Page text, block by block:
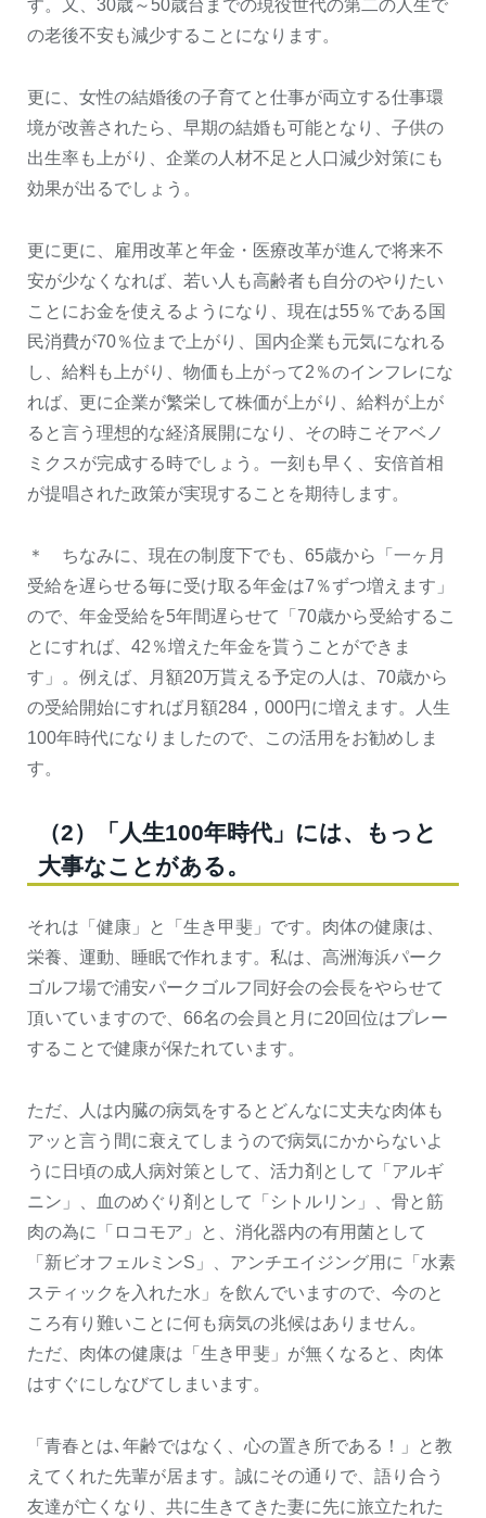
す。又、30歳～50歳台までの現役世代の第二の人生で
の老後不安も減少することになります。
更に、女性の結婚後の子育てと仕事が両立する仕事環
境が改善されたら、早期の結婚も可能となり、子供の
出生率も上がり、企業の人材不足と人口減少対策にも
効果が出るでしょう。
更に更に、雇用改革と年金・医療改革が進んで将来不
安が少なくなれば、若い人も高齢者も自分のやりたい
ことにお金を使えるようになり、現在は55％である国
民消費が70％位まで上がり、国内企業も元気になれる
し、給料も上がり、物価も上がって2％のインフレにな
れば、更に企業が繁栄して株価が上がり、給料が上が
ると言う理想的な経済展開になり、その時こそアベノ
ミクスが完成する時でしょう。一刻も早く、安倍首相
が提唱された政策が実現することを期待します。
＊ ちなみに、現在の制度下でも、65歳から「一ヶ月
受給を遅らせる毎に受け取る年金は7％ずつ増えます」
ので、年金受給を5年間遅らせて「70歳から受給するこ
とにすれば、42％増えた年金を貰うことができま
す」。例えば、月額20万貰える予定の人は、70歳から
の受給開始にすれば月額284，000円に増えます。人生
100年時代になりましたので、この活用をお勧めしま
す。
（2）「人生100年時代」には、もっと
大事なことがある。
それは「健康」と「生き甲斐」です。肉体の健康は、
栄養、運動、睡眠で作れます。私は、高洲海浜パーク
ゴルフ場で浦安パークゴルフ同好会の会長をやらせて
頂いていますので、66名の会員と月に20回位はプレー
することで健康が保たれています。
ただ、人は内臓の病気をするとどんなに丈夫な肉体も
アッと言う間に衰えてしまうので病気にかからないよ
うに日頃の成人病対策として、活力剤として「アルギ
ニン」、血のめぐり剤として「シトルリン」、骨と筋
肉の為に「ロコモア」と、消化器内の有用菌として
「新ビオフェルミンS」、アンチエイジング用に「水素
スティックを入れた水」を飲んでいますので、今のと
ころ有り難いことに何も病気の兆候はありません。
ただ、肉体の健康は「生き甲斐」が無くなると、肉体
はすぐにしなびてしまいます。
「青春とは､年齢ではなく、心の置き所である！」と教
えてくれた先輩が居ます。誠にその通りで、語り合う
友達が亡くなり、共に生きてきた妻に先に旅立たれた